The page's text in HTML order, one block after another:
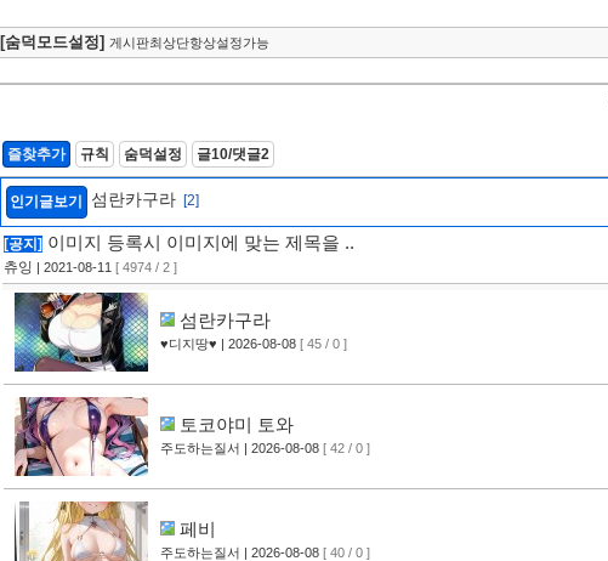
[숨덕모드설정] 게시판최상단항상설정가능
즐찾추가
규칙 숨덕설정 글10/댓글2
인기글보기 섬란카구라 [2]
[공지] 이미지 등록시 이미지에 맞는 제목을 ..
츄잉 | 2021-08-11 [ 4974 / 2 ]
섬란카구라
♥디지땅♥ | 2026-08-08 [ 45 / 0 ]
토코야미 토와
주도하는질서 | 2026-08-08 [ 42 / 0 ]
페비
주도하는질서 | 2026-08-08 [ 40 / 0 ]